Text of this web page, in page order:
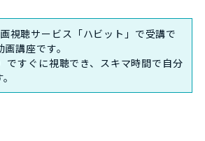
視聴サービス「ハビット」で受講で
講座です。
ですぐに視聴でき、スキマ時間で自分